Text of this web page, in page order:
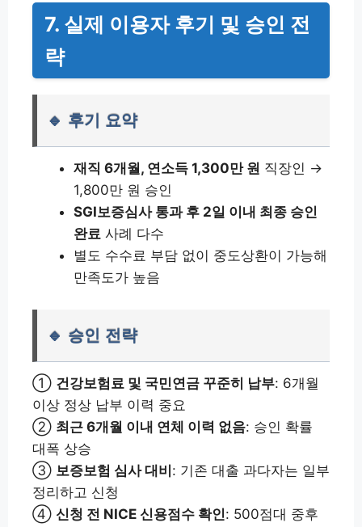
7. 실제 이용자 후기 및 승인 전
략
🔹 후기 요약
재직 6개월, 연소득 1,300만 원 직장인 →
1,800만 원 승인
SGI보증심사 통과 후 2일 이내 최종 승인
완료 사례 다수
별도 수수료 부담 없이 중도상환이 가능해
만족도가 높음
🔹 승인 전략
① 건강보험료 및 국민연금 꾸준히 납부: 6개월
이상 정상 납부 이력 중요
② 최근 6개월 이내 연체 이력 없음: 승인 확률
대폭 상승
③ 보증보험 심사 대비: 기존 대출 과다자는 일부
정리하고 신청
④ 신청 전 NICE 신용점수 확인: 500점대 중후